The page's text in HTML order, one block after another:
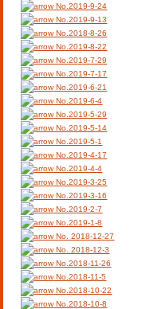
No.2019-9-24
No.2019-9-13
No.2018-8-26
No.2019-8-22
No.2019-7-29
No.2019-7-17
No.2019-6-21
No.2019-6-4
No.2019-5-29
No.2019-5-14
No.2019-5-1
No.2019-4-17
No.2019-4-4
No.2019-3-25
No.2019-3-16
No.2019-2-7
No.2019-1-8
No. 2018-12-27
No. 2018-12-3
No.2018-11-26
No.2018-11-5
No.2018-10-22
No.2018-10-8